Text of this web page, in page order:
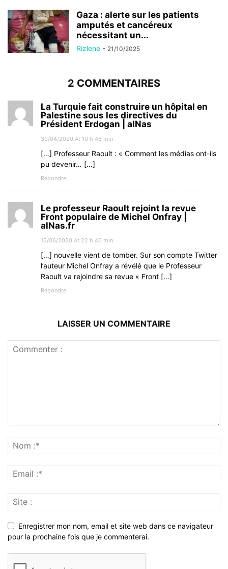
Gaza : alerte sur les patients
amputés et cancéreux
nécessitant un...
Rizlene - 21/10/2025
2 COMMENTAIRES
La Turquie fait construire un hôpital en
Palestine sous les directives du
Président Erdogan | alNas
30/04/2020 At 10 h 46 min
[…] Professeur Raoult : « Comment les médias ont-ils
pu devenir… […]
Répondre
Le professeur Raoult rejoint la revue
Front populaire de Michel Onfray |
alNas.fr
15/06/2020 At 22 h 46 min
[…] nouvelle vient de tomber. Sur son compte Twitter
l’auteur Michel Onfray a révélé que le Professeur
Raoult va rejoindre sa revue « Front […]
Répondre
LAISSER UN COMMENTAIRE
Enregistrer mon nom, email et site web dans ce navigateur
pour la prochaine fois que je commenterai.